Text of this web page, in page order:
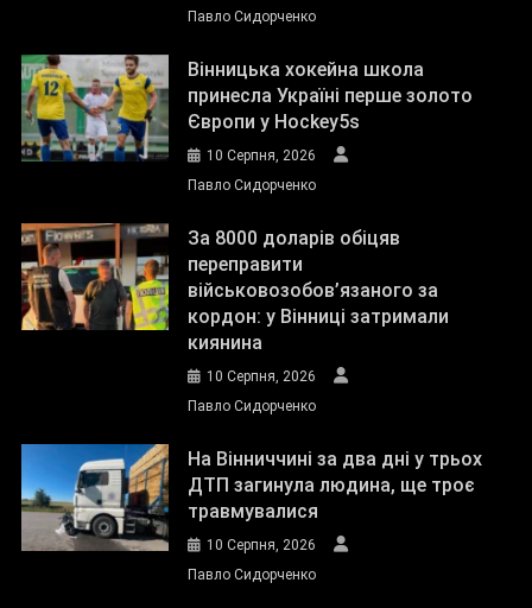
Павло Сидорченко
Вінницька хокейна школа
принесла Україні перше золото
Європи у Hockey5s
10 Серпня, 2026
Павло Сидорченко
За 8000 доларів обіцяв
переправити
військовозобов’язаного за
кордон: у Вінниці затримали
киянина
10 Серпня, 2026
Павло Сидорченко
На Вінниччині за два дні у трьох
ДТП загинула людина, ще троє
травмувалися
10 Серпня, 2026
Павло Сидорченко